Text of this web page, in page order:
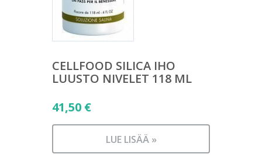
CELLFOOD SILICA IHO
LUUSTO NIVELET 118 ML
41,50 €
LUE LISÄÄ »